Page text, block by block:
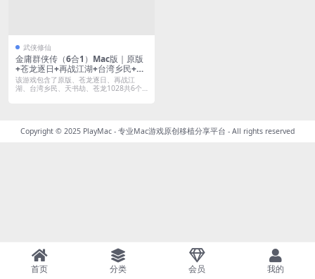
武侠修仙
金庸群侠传（6合1）Mac版｜原版
+苍龙逐日+再战江湖+台湾乡民+天
书劫+苍龙1028
该游戏包含了原版、苍龙逐日、再战江
湖、台湾乡民、天书劫、苍龙1028共6个
Copyright © 2025 PlayMac - 专业Mac游戏原创移植分享平台 - All rights reserved
首页 分类 会员 我的